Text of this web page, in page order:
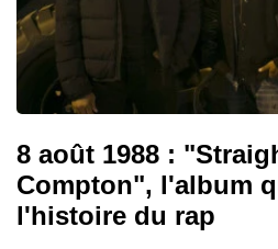
8 août 1988 :
Compton", l'album
l'histoire du rap